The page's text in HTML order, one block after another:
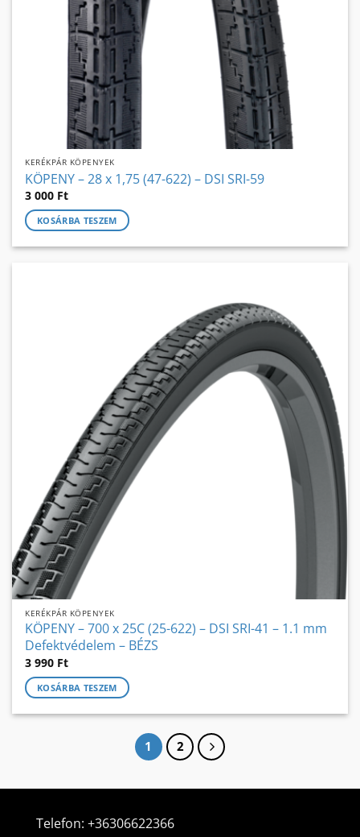
KERÉKPÁR KÖPENYEK
KÖPENY – 28 x 1,75 (47-622) – DSI SRI-59
3 000 Ft
KOSÁRBA TESZEM
KERÉKPÁR KÖPENYEK
KÖPENY – 700 x 25C (25-622) – DSI SRI-41 – 1.1 mm
Defektvédelem – BÉZS
3 990 Ft
KOSÁRBA TESZEM
1 2
Telefon: +36306622366